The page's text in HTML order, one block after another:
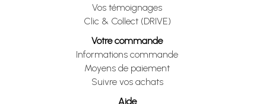
Vos témoignages
Clic & Collect (DRIVE)
Votre commande
Informations commande
Moyens de paiement
Suivre vos achats
Aide